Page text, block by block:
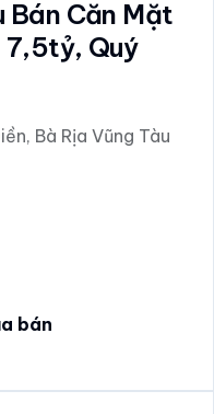
Bán Căn Mặt
7,5tỷ, Quý
Bà Rịa Vũng Tàu
bán